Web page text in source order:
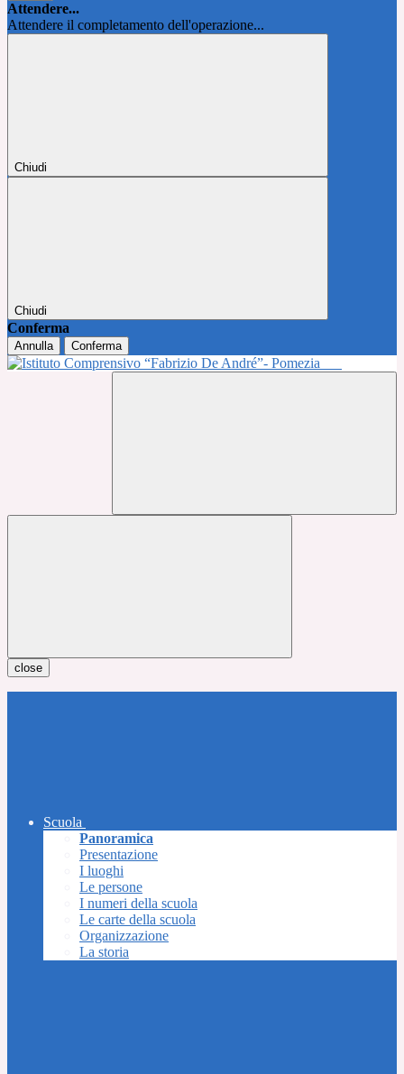
Attendere...
Attendere il completamento dell'operazione...
Chiudi
Chiudi
Conferma
Annulla Conferma
close
Scuola
Panoramica
Presentazione
I luoghi
Le persone
I numeri della scuola
Le carte della scuola
Organizzazione
La storia